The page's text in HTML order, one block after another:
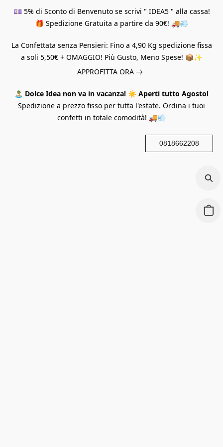
💷 5% di Sconto di Benvenuto se scrivi " IDEA5 " alla cassa!
🎁 Spedizione Gratuita a partire da 90€! 🚚💨
La Confettata senza Pensieri: Fino a 4,90 Kg spedizione fissa
a soli 5,50€ + OMAGGIO! Più Gusto, Meno Spese! 📦✨
APPROFITTA ORA
🏝️ Dolce Idea non va in vacanza! ☀️ Aperti tutto Agosto!
Spedizione a prezzo fisso per tutta l'estate. Ordina i tuoi
confetti in totale comodità! 🚚💨
0818662208